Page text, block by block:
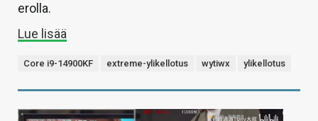
erolla.
Lue lisää
Core i9-14900KF extreme-ylikellotus wytiwx ylikellotus